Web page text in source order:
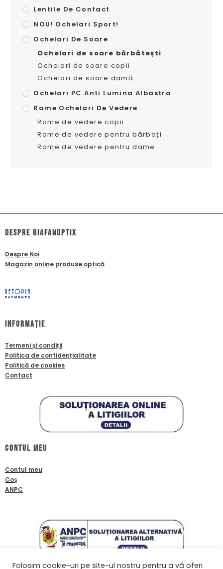
Lentile De Contact
NOU! Ochelari Sport!
Ochelari De Soare
Ochelari de soare bărbătești
Ochelari de soare copii
Ochelari de soare damă
Ochelari PC Anti Lumina Albastra
Rame Ochelari De Vedere
Rame de vedere copii
Rame de vedere pentru bărbați
Rame de vedere pentru dame
dESPRE biafanoptix
Despre Noi
Magazin online produse optică
Informație
Termeni și condiții
Politica de confidențialitate
Politică de cookies
Contact
Contul meu
Contul meu
Coş
ANPC
Folosim cookie-uri pe site-ul nostru pentru a vă oferi